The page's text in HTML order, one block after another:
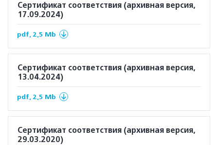
Сертификат соответствия (архивная версия,
17.09.2024)
pdf, 2,5 Mb
Сертификат соответствия (архивная версия,
13.04.2024)
pdf, 2,5 Mb
Сертификат соответствия (архивная версия,
29.03.2020)